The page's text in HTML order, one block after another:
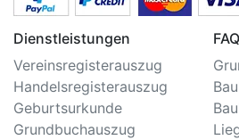
Dienstleistungen
Vereinsregisterauszug
Handelsregisterauszug
Geburtsurkunde
Grundbuchauszug
FAQ